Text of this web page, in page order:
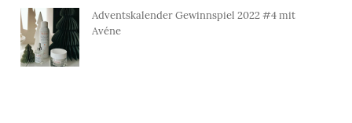
Adventskalender Gewinnspiel 2022 #4 mit
Avéne